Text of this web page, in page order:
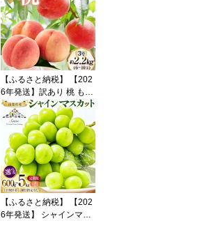
蔵発送】 フルーツ 果物
くだもの ブドウ 葡萄 種
なし 1.2キロ 甘い 期間限
定 季節限定 JA 厳選 山梨
県産 令和8年 8月下旬か
ら [梨北農業協同組合 山
梨県 韮崎市 20742921]
【ふるさと納税】 【202
6年発送】訳あり 桃 もも
白鳳 or 白桃 3号 約2.2kg
(6〜10玉) モモ 果物 フル
ーツ 山梨 期間限定 季節
限定 冷蔵 農福連携 [斎庵
山梨県 韮崎市 2074527
7]
【ふるさと納税】 【202
6年発送】 シャインマス